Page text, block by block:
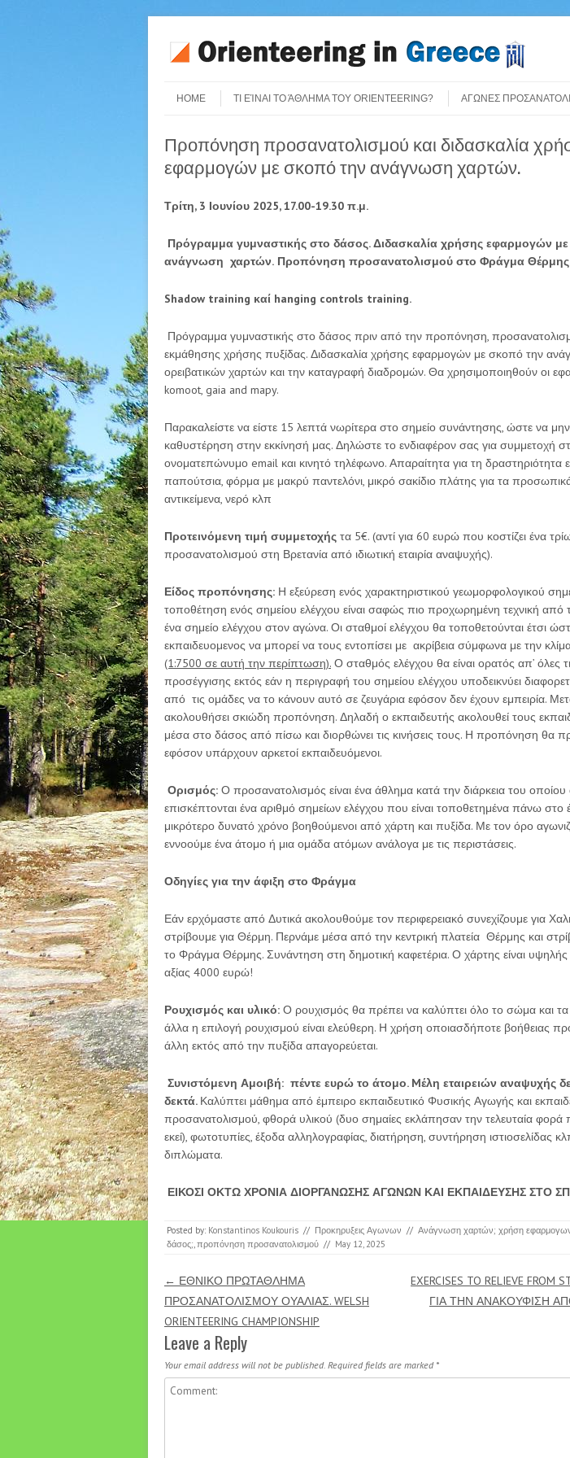
Menu
HOME
ΤΙ ΕΊΝΑΙ ΤΟ ΆΘΛΗΜΑ ΤΟΥ ORIENTEERING? ΑΓΩΝΕΣ
Προπόνηση προσανατολισμού και διδασκαλία
εφαρμογών με σκοπό την ανάγνωση χαρτών.
Τρίτη, 3 Ιουνίου 2025, 17.00-19.30 π.μ.
Πρόγραμμα γυμναστικής στο δάσος. Διδασκαλία χρήσης εφαρμογών
ανάγνωση χαρτών. Προπόνηση προσανατολισμού στο Φράγμα
Shadow training καί hanging controls training.
Πρόγραμμα γυμναστικής στο δάσος πριν από την προπόνηση,
εκμάθησης χρήσης πυξίδας. Διδασκαλία χρήσης εφαρμογών με σκοπό την
ορειβατικών χαρτών και την καταγραφή διαδρομών. Θα χρησιμοποιηθούν οι
komoot, gaia and mapy.
Παρακαλείστε να είστε 15 λεπτά νωρίτερα στο σημείο συνάντησης, ώστε να
καθυστέρηση στην εκκίνησή μας. Δηλώστε το ενδιαφέρον σας για συμμετοχή
ονοματεπώνυμο email και κινητό τηλέφωνο. Απαραίτητα για τη δραστηριότητα
παπούτσια, φόρμα με μακρύ παντελόνι, μικρό σακίδιο πλάτης για τα
αντικείμενα, νερό κλπ
Προτεινόμενη τιμή συμμετοχής τα 5€. (αντί για 60 ευρώ που κοστίζει ένα
προσανατολισμού στη Βρετανία από ιδιωτική εταιρία αναψυχής).
Είδος προπόνησης: Η εξεύρεση ενός χαρακτηριστικού γεωμορφολογικού
τοποθέτηση ενός σημείου ελέγχου είναι σαφώς πιο προχωρημένη τεχνική από
ένα σημείο ελέγχου στον αγώνα. Οι σταθμοί ελέγχου θα τοποθετούνται έτσι
εκπαιδευομενος να μπορεί να τους εντοπίσει με ακρίβεια σύμφωνα με την
(1:7500 σε αυτή την περίπτωση). Ο σταθμός ελέγχου θα είναι ορατός απ’ όλες
προσέγγισης εκτός εάν η περιγραφή του σημείου ελέγχου υποδεικνύει
από τις ομάδες να το κάνουν αυτό σε ζευγάρια εφόσον δεν έχουν εμπειρία.
ακολουθήσει σκιώδη προπόνηση. Δηλαδή ο εκπαιδευτής ακολουθεί τους
μέσα στο δάσος από πίσω και διορθώνει τις κινήσεις τους. Η προπόνηση θα
εφόσον υπάρχουν αρκετοί εκπαιδευόμενοι.
Ορισμός: Ο προσανατολισμός είναι ένα άθλημα κατά την διάρκεια του οποίου
επισκέπτονται ένα αριθμό σημείων ελέγχου που είναι τοποθετημένα πάνω στο
μικρότερο δυνατό χρόνο βοηθούμενοι από χάρτη και πυξίδα. Με τον όρο
εννοούμε ένα άτομο ή μια ομάδα ατόμων ανάλογα με τις περιστάσεις.
Οδηγίες για την άφιξη στο Φράγμα
Εάν ερχόμαστε από Δυτικά ακολουθούμε τον περιφερειακό συνεχίζουμε για
στρίβουμε για Θέρμη. Περνάμε μέσα από την κεντρική πλατεία Θέρμης και
το Φράγμα Θέρμης. Συνάντηση στη δημοτική καφετέρια. Ο χάρτης είναι υψηλής
αξίας 4000 ευρώ!
Ρουχισμός και υλικό: Ο ρουχισμός θα πρέπει να καλύπτει όλο το σώμα και
άλλα η επιλογή ρουχισμού είναι ελεύθερη. Η χρήση οποιασδήποτε βοήθειας
άλλη εκτός από την πυξίδα απαγορεύεται.
Συνιστόμενη Αμοιβή: πέντε ευρώ το άτομο. Mέλη εταιρειών αναψυχής
δεκτά. Καλύπτει μάθημα από έμπειρο εκπαιδευτικό Φυσικής Αγωγής και
προσανατολισμού, φθορά υλικού (δυο σημαίες εκλάπησαν την τελευταία
εκεί), φωτοτυπίες, έξοδα αλληλογραφίας, διατήρηση, συντήρηση ιστιοσελίδας
διπλώματα.
ΕΙΚΟΣΙ ΟΚΤΩ ΧΡΟΝΙΑ ΔΙΟΡΓΑΝΩΣΗΣ ΑΓΩΝΩΝ ΚΑΙ ΕΚΠΑΙΔΕΥΣΗΣ ΣΤΟ
Posted by: Konstantinos Koukouris // Προκηρυξεις Αγωνων // Ανάγνωση χαρτών; χρήση
δάσος;,προπόνηση προσανατολισμού // May 12, 2025
Post navigation
← ΕΘΝΙΚΟ ΠΡΩΤΑΘΛΗΜΑ
ΠΡΟΣΑΝΑΤΟΛΙΣΜΟΥ ΟΥΑΛΙΑΣ. WELSH
ORIENTEERING CHAMPIONSHIP
EXERCISES TO RELIEVE FROM
ΓΙΑ ΤΗΝ ΑΝΑΚΟΥΦΙΣΗ
Leave a Reply
Your email address will not be published. Required fields are marked *